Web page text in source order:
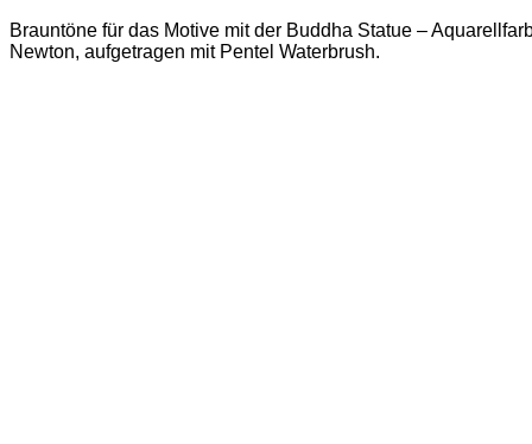
Brauntöne für das Motive mit der Buddha Statue –
Newton, aufgetragen mit Pentel Waterbrush.